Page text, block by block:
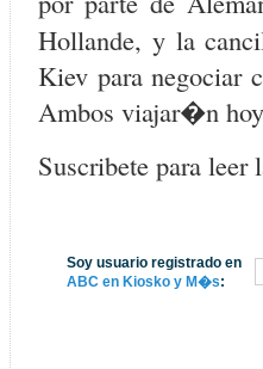
Hollande, y la
Kiev para negociar
Ambos viajar�n
Suscribete para
Soy usuario registrado en
ABC en Kiosko y M�s: